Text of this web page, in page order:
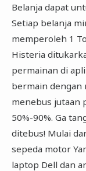
Belanja dapat
Setiap belanja
memperoleh 1
Histeria
permainan di
bermain dengan
menebus jutaan
50%-90%. Ga
ditebus! Mulai
sepeda motor
laptop Dell dan